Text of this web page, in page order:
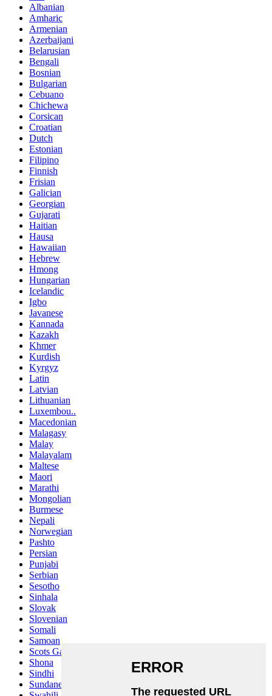
Albanian
Amharic
Armenian
Azerbaijani
Belarusian
Bengali
Bosnian
Bulgarian
Cebuano
Chichewa
Corsican
Croatian
Dutch
Estonian
Filipino
Finnish
Frisian
Galician
Georgian
Gujarati
Haitian
Hausa
Hawaiian
Hebrew
Hmong
Hungarian
Icelandic
Igbo
Javanese
Kannada
Kazakh
Khmer
Kurdish
Kyrgyz
Latin
Latvian
Lithuanian
Luxembou..
Macedonian
Malagasy
Malay
Malayalam
Maltese
Maori
Marathi
Mongolian
Burmese
Nepali
Norwegian
Pashto
Persian
Punjabi
Serbian
Sesotho
Sinhala
Slovak
Slovenian
Somali
Samoan
Scots Gaelic
Shona
Sindhi
Sundanese